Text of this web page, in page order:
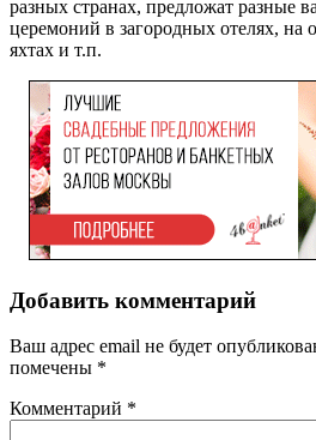
разных странах, предложат разные
церемоний в загородных отелях, на
яхтах и т.п.
Добавить комментарий
Ваш адрес email не будет
помечены *
Комментарий *